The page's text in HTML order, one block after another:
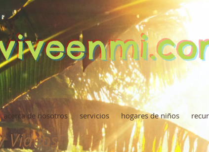
acerca de nosotros servicios hogares de niños
Videos